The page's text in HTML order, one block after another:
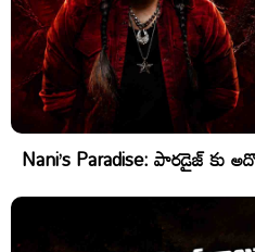
Nani’s Paradise: పారడైజ్ కు